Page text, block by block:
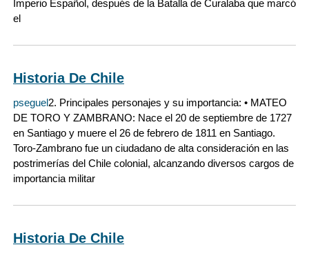
Imperio Español, después de la Batalla de Curalaba que marcó
el
Historia De Chile
pseguel2. Principales personajes y su importancia: • MATEO
DE TORO Y ZAMBRANO: Nace el 20 de septiembre de 1727
en Santiago y muere el 26 de febrero de 1811 en Santiago.
Toro-Zambrano fue un ciudadano de alta consideración en las
postrimerías del Chile colonial, alcanzando diversos cargos de
importancia militar
Historia De Chile